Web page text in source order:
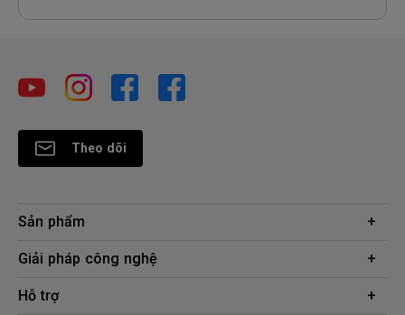
Theo dõi
Sản phẩm
Máy chiếu
Giải pháp công nghệ
Chuyên gia BenQ AQCOLOR
Hỗ trợ